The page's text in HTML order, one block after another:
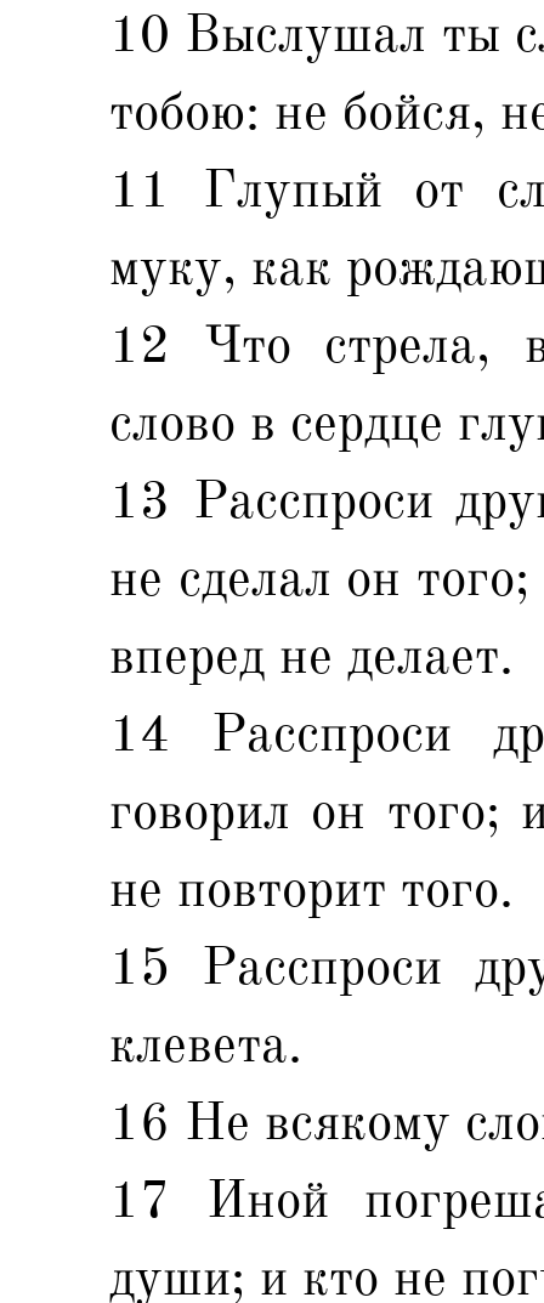
10 Выслушал ты
тобою: не бойся,
11 Глупый от
муку, как
12 Что стрела,
слово в сердце
13 Расспроси
не сделал он
вперед не делает.
14 Расспроси
говорил он того;
не повторит того.
15 Расспроси
клевета.
16 Не всякому
17 Иной
души; и кто не